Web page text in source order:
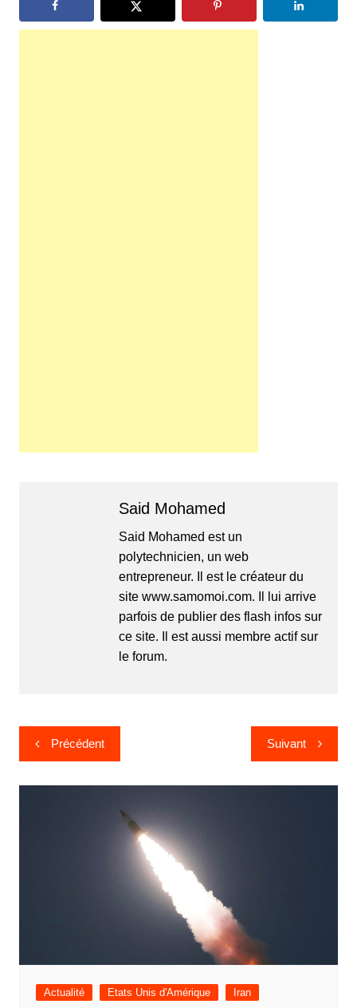
Said Mohamed
Said Mohamed est un
polytechnicien, un web
entrepreneur. Il est le créateur du
site www.samomoi.com. Il lui arrive
parfois de publier des flash infos sur
ce site. Il est aussi membre actif sur
le forum.
Navigation
de
l’article
Précédent Suivant
Actualité Etats Unis d'Amérique Iran